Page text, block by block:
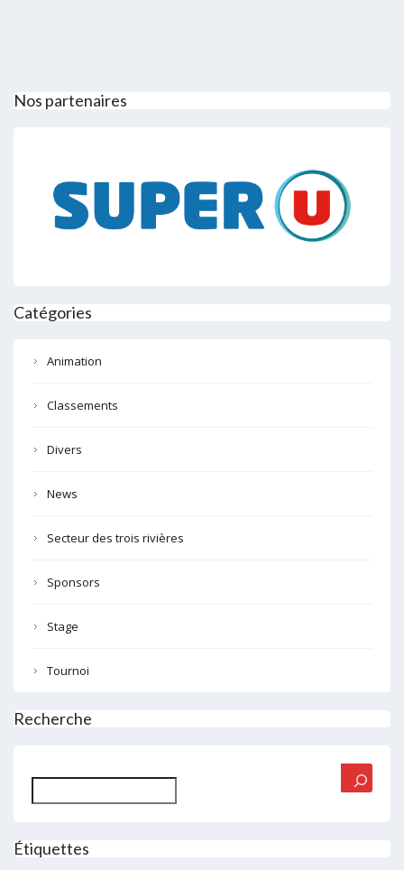
Nos partenaires
Catégories
Animation
Classements
Divers
News
Secteur des trois rivières
Sponsors
Stage
Tournoi
Recherche
Étiquettes